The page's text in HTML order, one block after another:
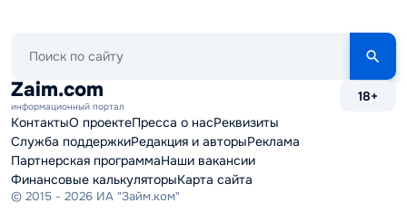
сайту
Zaim.com
информационный портал
18+
КонтактыО проектеПресса о насРеквизиты
Служба поддержкиРедакция и авторыРеклама
Партнерская программаНаши вакансии
Финансовые калькуляторыКарта сайта
© 2015 - 2026 ИА "Займ.ком"